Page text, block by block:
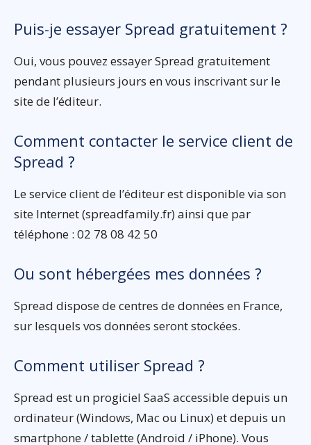
Puis-je essayer Spread gratuitement ?
Oui, vous pouvez essayer Spread gratuitement
pendant plusieurs jours en vous inscrivant sur le
site de l’éditeur.
Comment contacter le service client de
Spread ?
Le service client de l’éditeur est disponible via son
site Internet (spreadfamily.fr) ainsi que par
téléphone : 02 78 08 42 50
Ou sont hébergées mes données ?
Spread dispose de centres de données en France,
sur lesquels vos données seront stockées.
Comment utiliser Spread ?
Spread est un progiciel SaaS accessible depuis un
ordinateur (Windows, Mac ou Linux) et depuis un
smartphone / tablette (Android / iPhone). Vous